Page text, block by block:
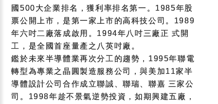
國500大企業排名，獲利率排名第一。1985年股
票公開上市，是第一家上市的高科技公司。1989
年六吋二廠落成啟用。1994年八吋三廠正 式開
工，是全國首座量產之八英吋廠。
鑑於未來半導體業再次分工的趨勢，1995年聯電
轉型為專業之晶圓製造服務公司，與美加11家半
導體設計公司合作成立聯誠、聯瑞、聯嘉 三家公
司。1998年趁不景氣逆勢投資，如期興建五廠，